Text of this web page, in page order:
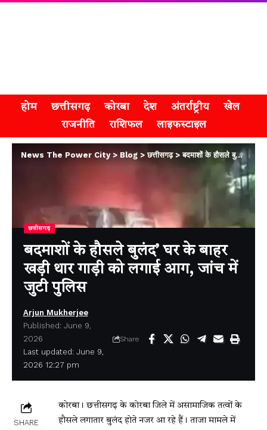
होम छत्तीसगढ़ कोरबा देश अंतर्राष्ट्रीय
खेल
राजनीति
राशिफल लाइफस्टाइल
News The Power City>Blog >छत्तीसगढ़>बदमाशों के हौसले बुलंद’ घर के बाहर खड़ी थार गाड़ी को लगाई आग, जांच में जुटी पुलिस
छत्तीसगढ़
बदमाशों के हौसले बुलंद’ घर के बाहर
खड़ी थार गाड़ी को लगाई आग, जांच में
जुटी पुलिस
Last updated: June 9,
2026 12:27 pm
Arjun Mukherjee
Published: June 9,
2026
Share
SHARE
कोरबा। छत्तीसगढ़ के कोरबा जिले में असामाजिक तत्वों के
हौसले लगातार बुलंद होते नजर आ रहे हैं। ताजा मामले में